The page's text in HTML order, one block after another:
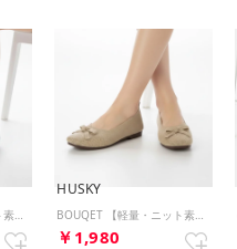
HUSKY
￥1,980